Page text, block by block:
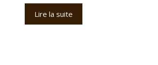
Lire la suite